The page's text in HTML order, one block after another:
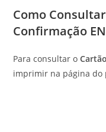
Como
Confirmação
Para consultar o
imprimir na página do